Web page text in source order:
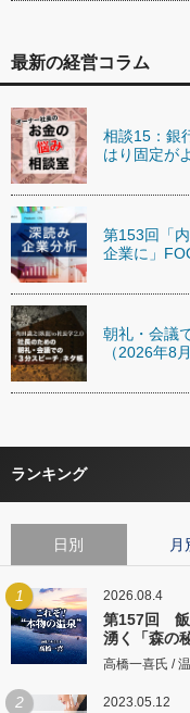
最新の経営コラム
相談15：銀
はり固定が
第153回「
企業に」
朝礼・会議
（2026年8
ランキング
日別 月
1 2026.08.4
第157回 飯
湧く「森の
高橋一喜氏 /
2 2023.05.12